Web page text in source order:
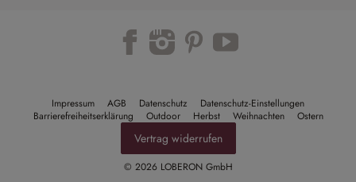
Impressum AGB Datenschutz
Datenschutz-Einstellungen
Barrierefreiheitserklärung
Outdoor Herbst Weihnachten Ostern
Vertrag widerrufen
© 2026 LOBERON GmbH